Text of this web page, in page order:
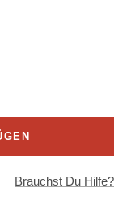
Brauchst Du Hilfe?